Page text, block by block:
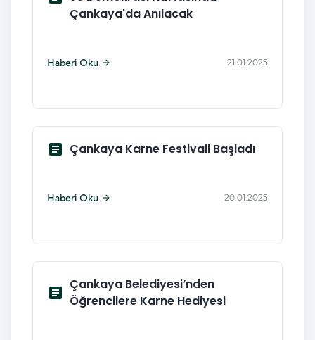
Çankaya'da Anılacak
Haberi Oku arrow_forward 21.01.2025
article Çankaya Karne Festivali Başladı
Haberi Oku arrow_forward 20.01.2025
article
Çankaya Belediyesi’nden
Öğrencilere Karne Hediyesi